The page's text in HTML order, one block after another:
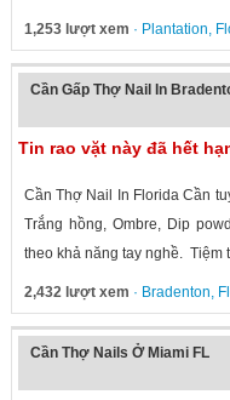
1,253 lượt xem · Plantation,
Cần Gấp Thợ Nail In
Tin rao vặt này đã hết
Cần Thợ Nail In Florida Cần
Trắng hồng, Ombre, Dip
theo khả năng tay nghề. Tiệm
2,432 lượt xem · Bradenton,
Cần Thợ Nails Ở Miami FL